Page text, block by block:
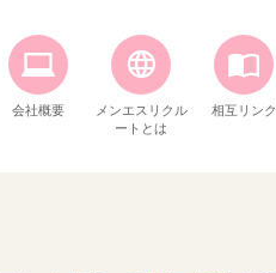
会社概要
メンエスリクル
ートとは
相互リンク